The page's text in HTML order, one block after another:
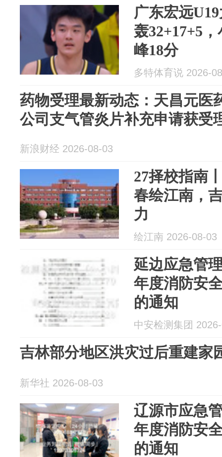
广东宏远
轰32+17+5
峰18分
多特体育说 2026-
药物受理最新动态：天昌元医
公司支气管炎片补充申请获受
新浪财经 2026-08-03
27择校指南
春绘江南，
力
绘江南 2026-08-03
延边应急管
年度消防安
的通知
中安检测集团
吉林部分地区洪灾过后重建家
新华社 2026-08-03
辽源市应急
年度消防安
的通知